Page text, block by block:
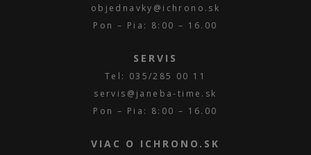
objednavky@ichrono.sk
Pon – Pia: 8:00 – 16.00
SERVIS
Tel: 035/285 00 11
servis@janeba-time.sk
Pon – Pia: 8:00 – 16.00
VIAC O ICHRONO.SK